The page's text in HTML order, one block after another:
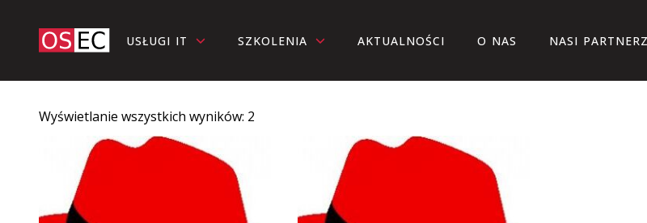
USŁUGI IT SZKOLENIA AKTUALNOŚCI O NAS NASI
Wyświetlanie wszystkich wyników: 2